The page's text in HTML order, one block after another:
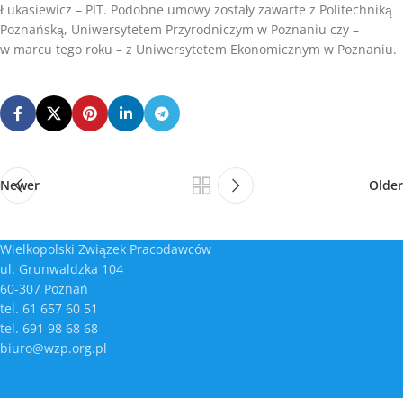
Łukasiewicz – PIT. Podobne umowy zostały zawarte z Politechniką
Poznańską, Uniwersytetem Przyrodniczym w Poznaniu czy –
w marcu tego roku – z Uniwersytetem Ekonomicznym w Poznaniu.
Newer Older
Wielkopolski Związek Pracodawców
ul. Grunwaldzka 104
60-307 Poznań
tel. 61 657 60 51
tel. 691 98 68 68
biuro@wzp.org.pl